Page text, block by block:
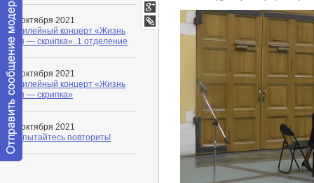
10 октября 2021
Юбилейный концерт «Жизнь
моя — скрипка» .1 отделение
05 октября 2021
Юбилейный концерт «Жизнь
моя — скрипка»
04 октября 2021
Не пытайтесь повторить!
Мой
Мир
Google+
LiveJournal